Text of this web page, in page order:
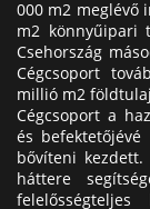
000 m2 meglévő
m2 könnyűipari
Csehország
Cégcsoport
millió m2
Cégcsoport a
és
bővíteni kezdett.
háttere